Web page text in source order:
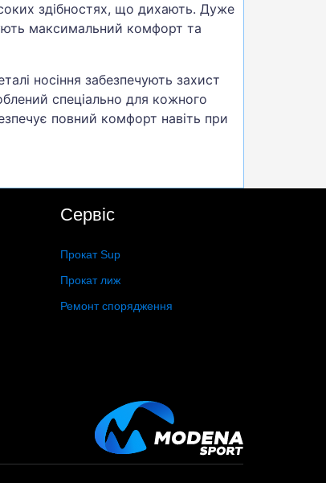
здібностях, що дихають. Дуже
максимальний комфорт та
носіння забезпечують захист
спеціально для кожного
повний комфорт навіть при
Сервіс
Прокат Sup
Прокат лиж
Ремонт спорядження